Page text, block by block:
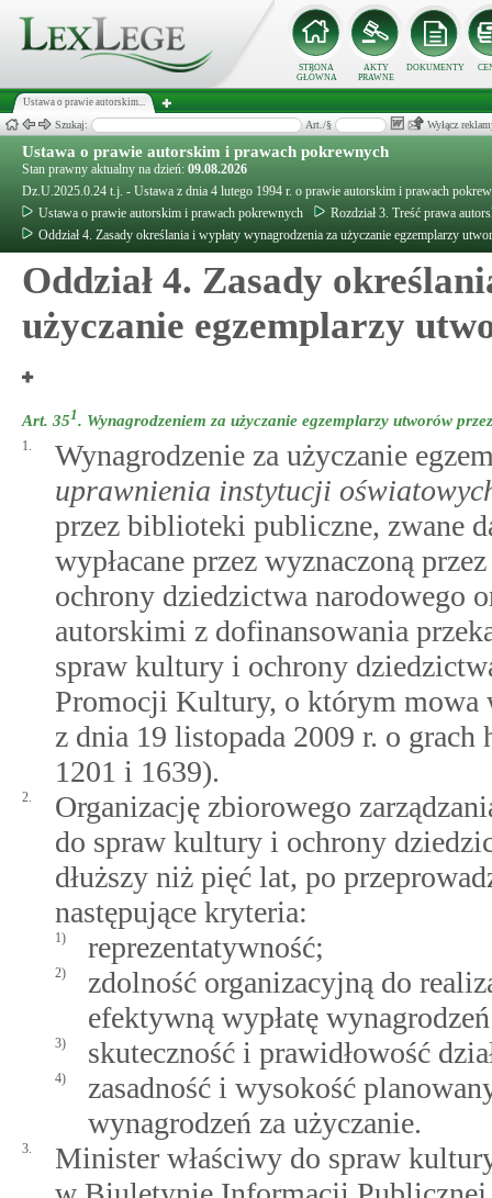
STRONA
GŁÓWNA
AKTY
PRAWNE
DOKUMENTY
Ustawa o prawie autorskim...
Szukaj: Art./§ Wyłącz
Ustawa o prawie autorskim i prawach pokrewnych
Stan prawny aktualny na dzień: 09.08.2026
Dz.U.2025.0.24 t.j. - Ustawa z dnia 4 lutego 1994 r. o prawie autorskim i prawach
Ustawa o prawie autorskim i prawach pokrewnych
Rozdział 3. Treść prawa
Oddział 4. Zasady określania i wypłaty wynagrodzenia za użyczanie egzemplarzy
Oddział 4. Zasady
użyczanie egzemplarzy
Art. 351. Wynagrodzeniem za użyczanie egzemplarzy utworów
1.
Wynagrodzenie za użyczanie
uprawnienia instytucji
przez biblioteki publiczne, zwane
wypłacane przez wyznaczoną
ochrony dziedzictwa narodowego
autorskimi z dofinansowania
spraw kultury i ochrony
Promocji Kultury, o którym
z dnia 19 listopada 2009 r. o
1201 i 1639).
2.
Organizację zbiorowego
do spraw kultury i ochrony
dłuższy niż pięć lat, po
następujące kryteria:
1) reprezentatywność;
2)
zdolność organizacyjną do
efektywną wypłatę
3) skuteczność i prawidłowość
4)
zasadność i wysokość
wynagrodzeń za użyczanie.
3.
Minister właściwy do spraw